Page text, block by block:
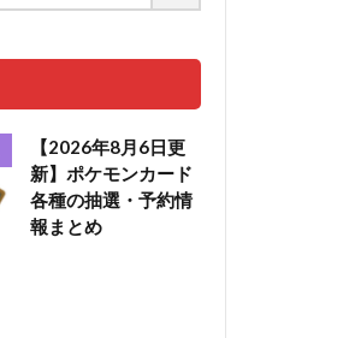
【2026年8月6日更
新】ポケモンカード
各種の抽選・予約情
報まとめ